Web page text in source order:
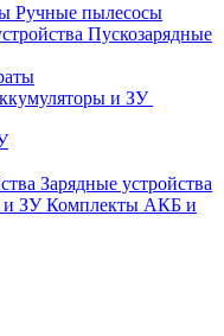
Ручные пылесосы
Пускозарядные
и ЗУ
Зарядные устройства
Комплекты АКБ и